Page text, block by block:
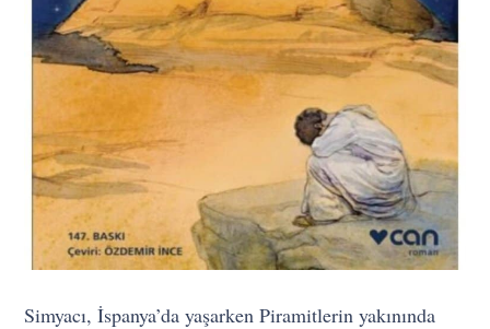
Simyacı, İspanya’da yaşarken Piramitlerin yakınında